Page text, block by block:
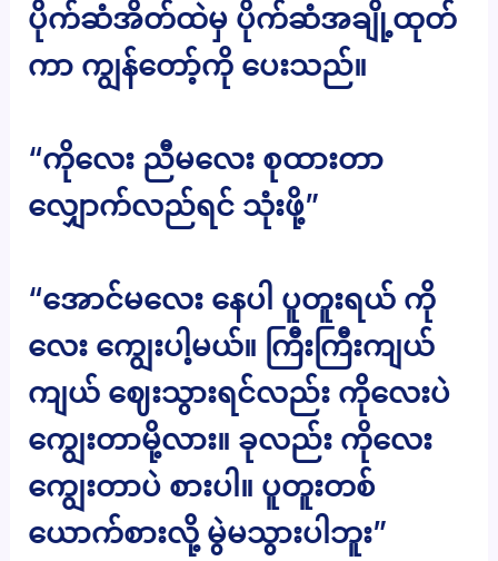
ပိုက်ဆံအိတ်ထဲမှ ပိုက်ဆံအချို့ထုတ်
ကာ ကျွန်တော့်ကို ပေးသည်။
“ကိုလေး ညီမလေး စုထားတာ
လျှောက်လည်ရင် သုံးဖို့”
“အောင်မလေး နေပါ ပူတူးရယ် ကို
လေး ကျွေးပါ့မယ်။ ကြီးကြီးကျယ်
ကျယ် ဈေးသွားရင်လည်း ကိုလေးပဲ
ကျွေးတာမို့လား။ ခုလည်း ကိုလေး
ကျွေးတာပဲ စားပါ။ ပူတူးတစ်
ယောက်စားလို့ မွဲမသွားပါဘူး”